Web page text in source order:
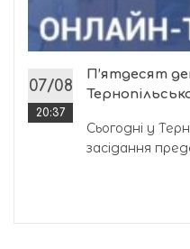
07/08
20:37
П’ятдесят
Сьогодні у
засідання